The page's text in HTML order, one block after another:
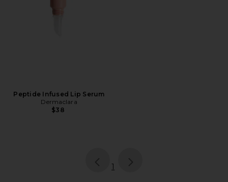
Peptide Infused Lip Serum
Dermaclara
$38
page
1